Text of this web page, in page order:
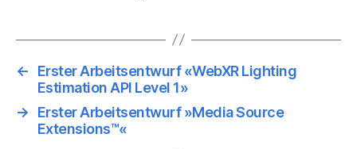
←
Erster Arbeitsentwurf «WebXR Lighting
Estimation API Level 1»
→
​​Erster Arbeitsentwurf »Media Source
Extensions™«